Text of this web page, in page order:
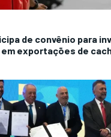
de convênio para
em exportações de